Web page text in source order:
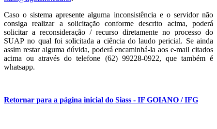
Caso o sistema apresente alguma inconsistência e o servidor não
consiga realizar a solicitação conforme descrito acima, poderá
solicitar a reconsideração / recurso diretamente no processo do
SUAP no qual foi solicitada a ciência do laudo pericial. Se ainda
assim restar alguma dúvida, poderá encaminhá-la aos e-mail citados
acima ou através do telefone (62) 99228-0922, que também é
whatsapp.
Retornar para a página inicial do Siass - IF GOIANO / IFG